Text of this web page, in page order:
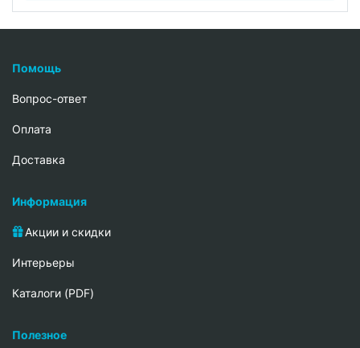
Помощь
Вопрос-ответ
Oплата
Доставка
Информация
Акции и скидки
Интерьеры
Каталоги (PDF)
Полезное